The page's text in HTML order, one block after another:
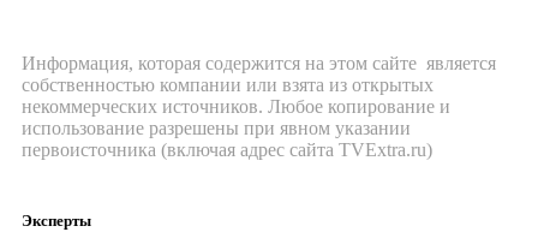
Информация, которая содержится на этом сайте является
собственностью компании или взята из открытых
некоммерческих источников. Любое копирование и
использование разрешены при явном указании
первоисточника (включая адрес сайта TVExtra.ru)
Эксперты